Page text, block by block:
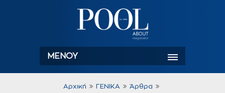
ΜΕΝΟΎ
Αρχική ΓΕΝΙΚΑ
Άρθρα